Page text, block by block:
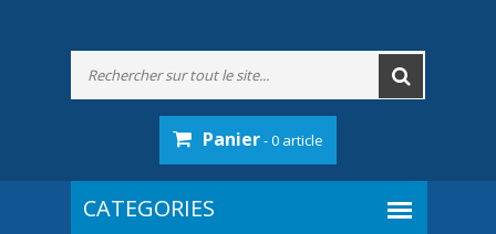
Panier- 0 article